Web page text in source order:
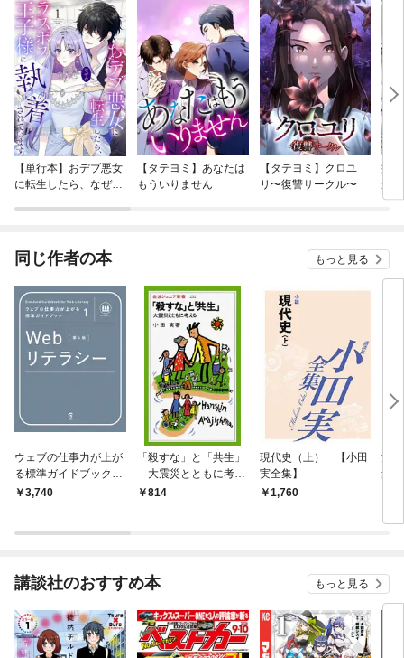
【単行本】おデブ悪女
に転生したら、なぜか
【タテヨミ】あなたは
もういりません
【タテヨミ】クロユ
リ〜復讐サークル〜
病
が
ぎ
同じ作者の本 もっと見る
ウェブの仕事力が上が
る標準ガイドブック1
Webリテラシー 第4版
3,740
「殺すな」と「共生」
大震災とともに考え
る814
現代史（上） 【小田
実全集】
1,760
河
集】
講談社のおすすめ本 もっと見る